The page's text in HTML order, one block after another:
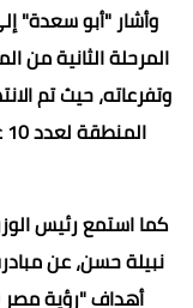
وأشار "أبو سعدة"
المرحلة الثانية
كما استمع رئيس
نبيلة حسن، عن